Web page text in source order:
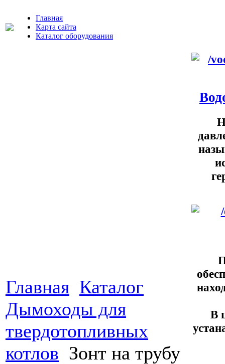
Главная
Карта сайта
Каталог оборудования
Главная Каталог
Дымоходы для
твердотопливных
котлов Зонт на трубу
В